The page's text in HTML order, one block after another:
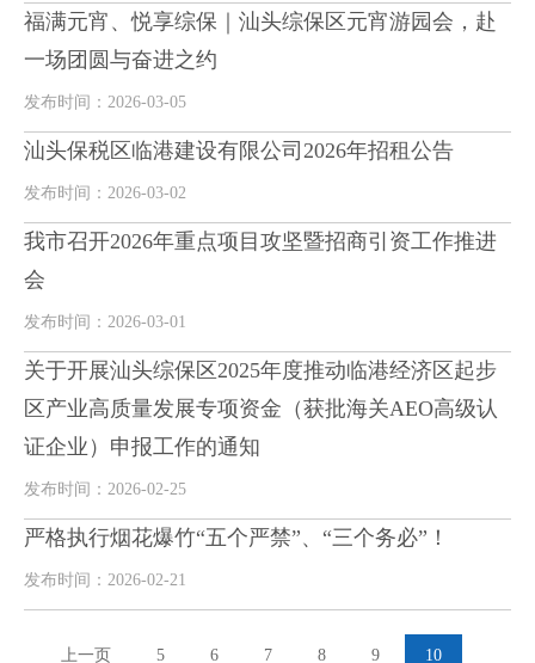
福满元宵、悦享综保｜汕头综保区元宵游园会，赴
一场团圆与奋进之约
发布时间：2026-03-05
汕头保税区临港建设有限公司2026年招租公告
发布时间：2026-03-02
我市召开2026年重点项目攻坚暨招商引资工作推进
会
发布时间：2026-03-01
关于开展汕头综保区2025年度推动临港经济区起步
区产业高质量发展专项资金（获批海关AEO高级认
证企业）申报工作的通知
发布时间：2026-02-25
严格执行烟花爆竹“五个严禁”、“三个务必”！
发布时间：2026-02-21
上一页 5 6 7 8 9 10